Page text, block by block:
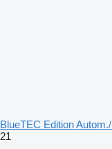
BlueTEC Edition
21